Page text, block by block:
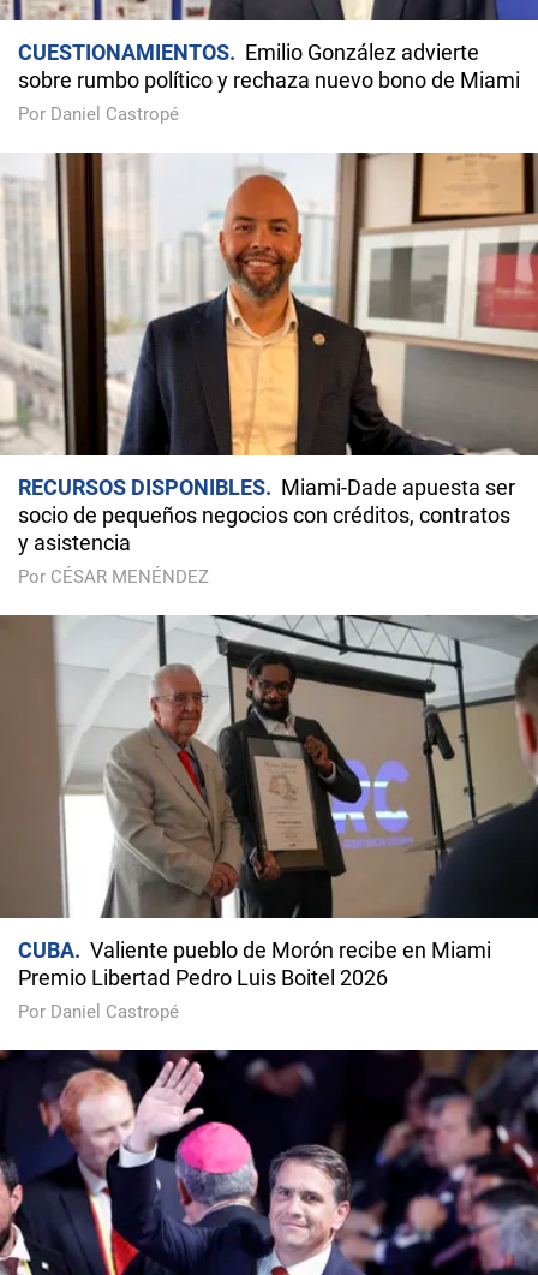
CUESTIONAMIENTOS
Emilio González advierte
sobre rumbo político y rechaza nuevo bono de Miami
Por Daniel Castropé
RECURSOS DISPONIBLES
Miami-Dade apuesta ser
socio de pequeños negocios con créditos, contratos
y asistencia
Por CÉSAR MENÉNDEZ
CUBA
Valiente pueblo de Morón recibe en Miami
Premio Libertad Pedro Luis Boitel 2026
Por Daniel Castropé